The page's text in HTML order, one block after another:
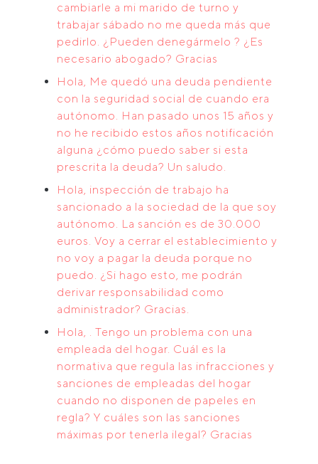
cambiarle a mi marido de turno y
trabajar sábado no me queda más que
pedirlo. ¿Pueden denegármelo ? ¿Es
necesario abogado? Gracias
Hola, Me quedó una deuda pendiente
con la seguridad social de cuando era
autónomo. Han pasado unos 15 años y
no he recibido estos años notificación
alguna ¿cómo puedo saber si esta
prescrita la deuda? Un saludo.
Hola, inspección de trabajo ha
sancionado a la sociedad de la que soy
autónomo. La sanción es de 30.000
euros. Voy a cerrar el establecimiento y
no voy a pagar la deuda porque no
puedo. ¿Si hago esto, me podrán
derivar responsabilidad como
administrador? Gracias.
Hola, . Tengo un problema con una
empleada del hogar. Cuál es la
normativa que regula las infracciones y
sanciones de empleadas del hogar
cuando no disponen de papeles en
regla? Y cuáles son las sanciones
máximas por tenerla ilegal? Gracias